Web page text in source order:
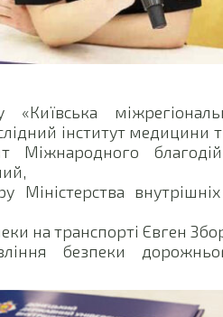
«Київська
інститут медицини
Міжнародного
Міністерства
на транспорті Євген
безпеки